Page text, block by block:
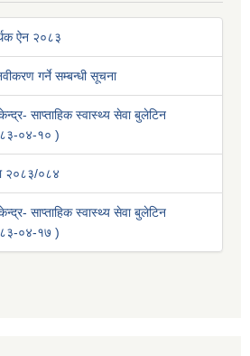
ऐन २०८३
गर्ने सम्बन्धी सूचना
साप्ताहिक स्वास्थ्य सेवा बुलेटिन
०४-१० )
२०८३/०८४
साप्ताहिक स्वास्थ्य सेवा बुलेटिन
०४-१७ )